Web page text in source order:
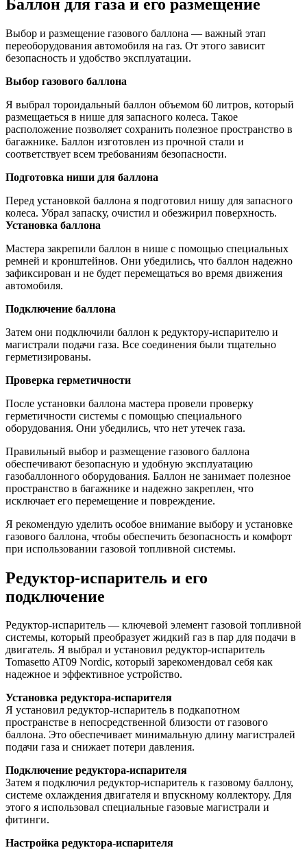
Баллон для газа и его размещение
Выбор и размещение газового баллона — важный этап
переоборудования автомобиля на газ. От этого зависит
безопасность и удобство эксплуатации.
Выбор газового баллона
Я выбрал тороидальный баллон объемом 60 литров, который
размещаеться в нише для запасного колеса. Такое
расположение позволяет сохранить полезное пространство в
багажнике. Баллон изготовлен из прочной стали и
соответствует всем требованиям безопасности.
Подготовка ниши для баллона
Перед установкой баллона я подготовил нишу для запасного
колеса. Убрал запаску, очистил и обезжирил поверхность.
Установка баллона
Мастера закрепили баллон в нише с помощью специальных
ремней и кронштейнов. Они убедились, что баллон надежно
зафиксирован и не будет перемещаться во время движения
автомобиля.
Подключение баллона
Затем они подключили баллон к редуктору-испарителю и
магистрали подачи газа. Все соединения были тщательно
герметизированы.
Проверка герметичности
После установки баллона мастера провели проверку
герметичности системы с помощью специального
оборудования. Они убедились, что нет утечек газа.
Правильный выбор и размещение газового баллона
обеспечивают безопасную и удобную эксплуатацию
газобаллонного оборудования. Баллон не занимает полезное
пространство в багажнике и надежно закреплен, что
исключает его перемещение и повреждение.
Я рекомендую уделить особое внимание выбору и установке
газового баллона, чтобы обеспечить безопасность и комфорт
при использовании газовой топливной системы.
Редуктор-испаритель и его
подключение
Редуктор-испаритель — ключевой элемент газовой топливной
системы, который преобразует жидкий газ в пар для подачи в
двигатель. Я выбрал и установил редуктор-испаритель
Tomasetto AT09 Nordic, который зарекомендовал себя как
надежное и эффективное устройство.
Установка редуктора-испарителя
Я установил редуктор-испаритель в подкапотном
пространстве в непосредственной близости от газового
баллона. Это обеспечивает минимальную длину магистралей
подачи газа и снижает потери давления.
Подключение редуктора-испарителя
Затем я подключил редуктор-испаритель к газовому баллону,
системе охлаждения двигателя и впускному коллектору. Для
этого я использовал специальные газовые магистрали и
фитинги.
Настройка редуктора-испарителя